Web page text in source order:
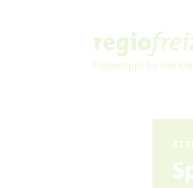
Freizeittipps für den